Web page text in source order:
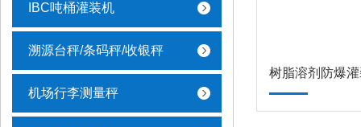
IBC吨桶灌装机
溯源台秤/条码秤/收银秤
机场行李测量秤
树脂溶剂防爆